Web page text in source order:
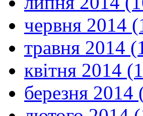
червня 2014
травня 2014
квітня 2014
березня 2014